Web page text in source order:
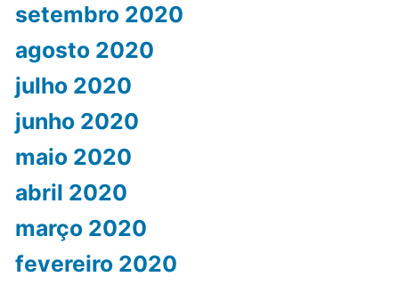
setembro 2020
agosto 2020
julho 2020
junho 2020
maio 2020
abril 2020
março 2020
fevereiro 2020